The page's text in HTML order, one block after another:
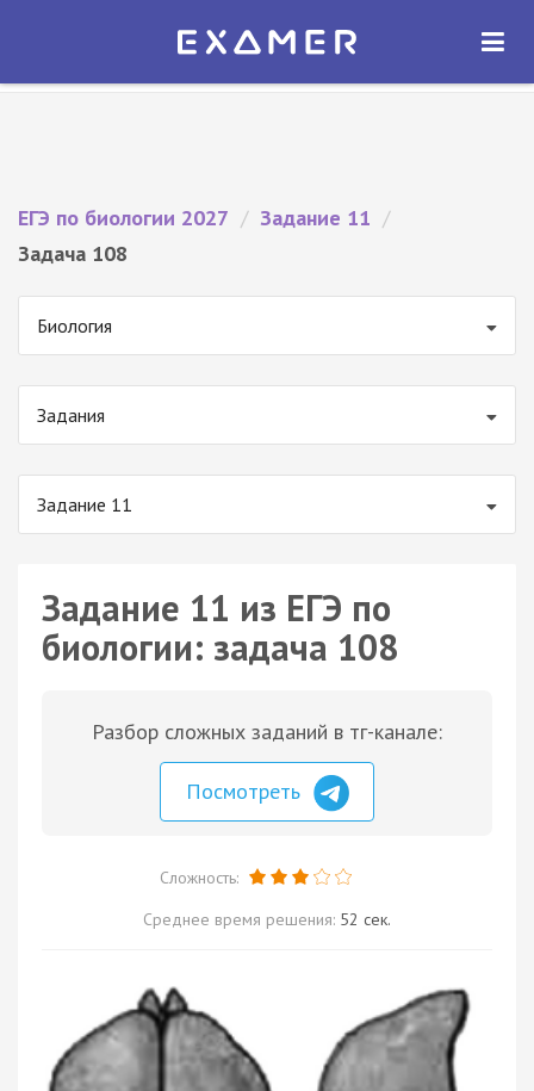
Экзамер — ЕГЭ 2027
ОТКРЫТЬ
ЕГЭ по биологии 2027 / Задание 11 /
Задача 108
Биология
Задания
Задание 11
Задание 11 из ЕГЭ по
биологии: задача 108
Разбор сложных заданий в тг-канале:
Посмотреть
Сложность:
Среднее время решения: 52 сек.